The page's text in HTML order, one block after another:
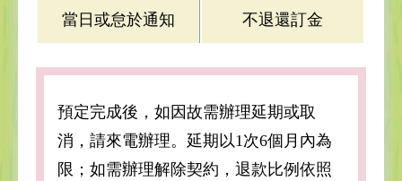
當日或怠於通知 不退還訂金
預定完成後，如因故需辦理延期或取
消，請來電辦理。延期以1次6個月內為
限；如需辦理解除契約，退款比例依照